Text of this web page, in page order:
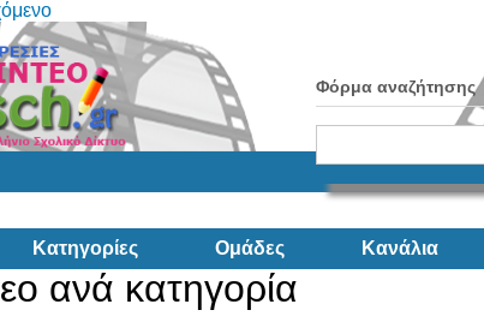
Φόρμα αναζήτησης
Κατηγορίες Ομάδες Κανάλια
ανά κατηγορία